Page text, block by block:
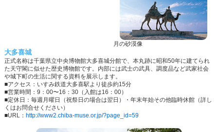
月の砂漠像
大多喜城
正式名称は千葉県立中央博物館大多喜城分館で、本丸跡に昭和50年に建てられ
た天守閣に似せた歴史博物館です。内部には武士の武具、調度品など武家社会
や城下町の生活に関する資料を展示します。
■アクセス：いすみ鉄道大多喜駅より徒歩約15分
■営業時間：9：00〜16：30（入館は16：00）
■定休日：毎週月曜日（祝祭日の場合は翌日）・年末年始その他臨時休館（詳し
くはお問合せください）
■URL： http://www2.chiba-muse.or.jp/?page_id=59